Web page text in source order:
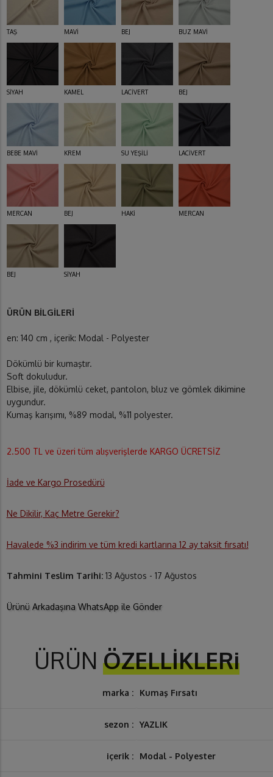
TAŞ MAVİ BEJ BUZ MAVİ
SİYAH KAMEL LACİVERT BEJ
BEBE MAVİ KREM SU YEŞİLİ LACİVERT
MERCAN BEJ HAKİ MERCAN
BEJ SİYAH
ÜRÜN BİLGİLERİ
en: 140 cm , içerik: Modal - Polyester
Dökümlü bir kumaştır.
Soft dokuludur.
Elbise, jile, dökümlü ceket, pantolon, bluz ve gömlek dikimine
uygundur.
Kumaş karışımı, %89 modal, %11 polyester.
2.500 TL ve üzeri tüm alışverişlerde KARGO ÜCRETSİZ
İade ve Kargo Prosedürü
Ne Dikilir, Kaç Metre Gerekir?
Havalede %3 indirim ve tüm kredi kartlarına 12 ay taksit fırsatı!
Tahmini Teslim Tarihi: 13 Ağustos - 17 Ağustos
Ürünü Arkadaşına WhatsApp ile Gönder
ÜRÜN ÖZELLİKLERi
marka : Kumaş Fırsatı
sezon : YAZLIK
içerik : Modal - Polyester